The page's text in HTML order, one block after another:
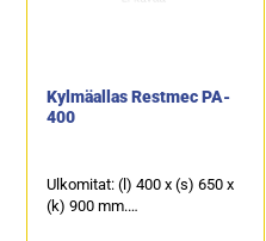
Kylmäallas Restmec PA-
400
Ulkomitat: (l) 400 x (s) 650 x
(k) 900 mm.